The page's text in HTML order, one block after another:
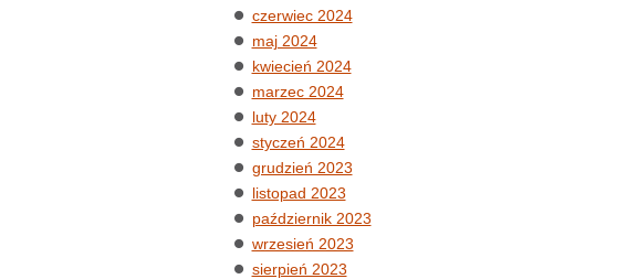
czerwiec 2024
maj 2024
kwiecień 2024
marzec 2024
luty 2024
styczeń 2024
grudzień 2023
listopad 2023
październik 2023
wrzesień 2023
sierpień 2023